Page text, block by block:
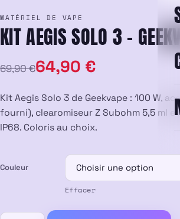
MATÉRIEL DE VAPE
KIT AEGIS SOLO 3 –
69,90€
Le
prix
initial
69,90 €.
64,90 €
Le
prix
actuel
64,90 €.
Kit Aegis Solo 3 de Geekvape : 100 W,
fourni), clearomiseur Z Subohm 5,5 ml
IP68. Coloris au choix.
Couleur
Effacer